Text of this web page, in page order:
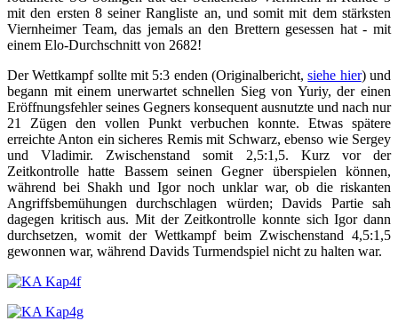
mit den ersten 8 seiner Rangliste an, und somit mit dem stärksten
Viernheimer Team, das jemals an den Brettern gesessen hat - mit
einem Elo-Durchschnitt von 2682!
Der Wettkampf sollte mit 5:3 enden (Originalbericht,siehe hier) und
begann mit einem unerwartet schnellen Sieg von Yuriy, der einen
Eröffnungsfehler seines Gegners konsequent ausnutzte und nach nur
21 Zügen den vollen Punkt verbuchen konnte. Etwas spätere
erreichte Anton ein sicheres Remis mit Schwarz, ebenso wie Sergey
und Vladimir. Zwischenstand somit 2,5:1,5. Kurz vor der
Zeitkontrolle hatte Bassem seinen Gegner überspielen können,
während bei Shakh und Igor noch unklar war, ob die riskanten
Angriffsbemühungen durchschlagen würden; Davids Partie sah
dagegen kritisch aus. Mit der Zeitkontrolle konnte sich Igor dann
durchsetzen, womit der Wettkampf beim Zwischenstand 4,5:1,5
gewonnen war, während Davids Turmendspiel nicht zu halten war.